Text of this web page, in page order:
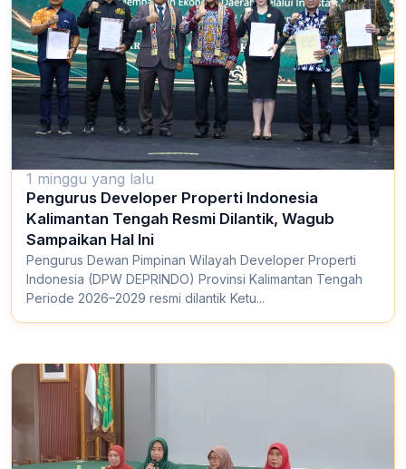
1 minggu yang lalu
Pengurus Developer Properti Indonesia
Kalimantan Tengah Resmi Dilantik, Wagub
Sampaikan Hal Ini
Pengurus Dewan Pimpinan Wilayah Developer Properti
Indonesia (DPW DEPRINDO) Provinsi Kalimantan Tengah
Periode 2026–2029 resmi dilantik Ketu...